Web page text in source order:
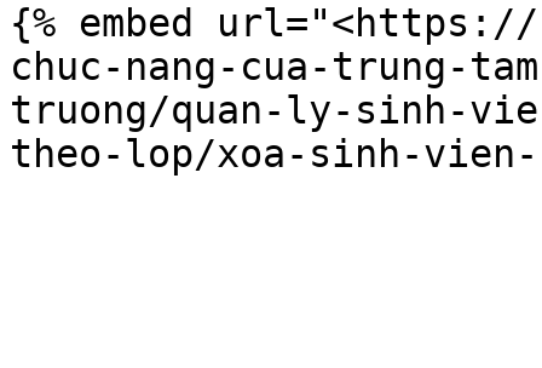
{% embed
chuc-nang-cua-trung-
truong/quan-ly-sinh-